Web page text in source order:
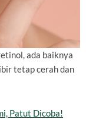
ada baiknya
tetap cerah dan
Patut Dicoba!